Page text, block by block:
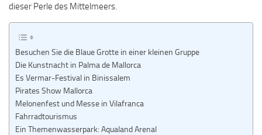
dieser Perle des Mittelmeers.
Besuchen Sie die Blaue Grotte in einer kleinen Gruppe
Die Kunstnacht in Palma de Mallorca
Es Vermar-Festival in Binissalem
Pirates Show Mallorca
Melonenfest und Messe in Vilafranca
Fahrradtourismus
Ein Themenwasserpark: Aqualand Arenal